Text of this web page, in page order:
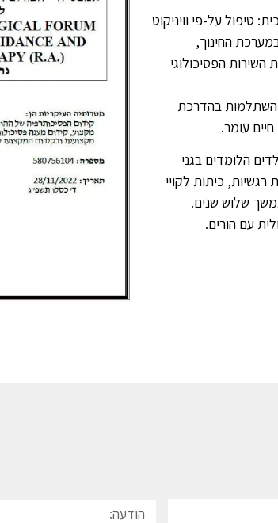
טיפול על-פי וויניקוט
החינוך,
הפסיכולוגי
השתלמות בהדרכת
עומר.
הלומדים בגני
כיתות לקויי
שלוש שנים.
עם הורים.